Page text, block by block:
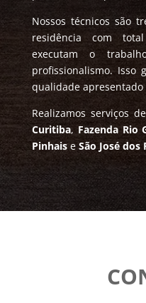
Nossos técnicos são
residência com
executam o
profissionalismo. Isso
qualidade apresentado
Realizamos serviços
Curitiba, Fazenda Rio
PinhaiseSão José dos